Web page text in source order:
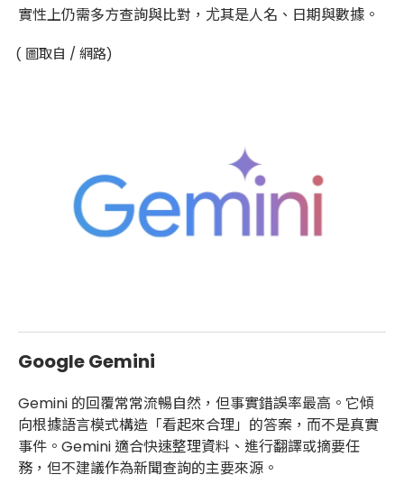
實性上仍需多方查詢與比對，尤其是人名、日期與數據。
( 圖取自 / 網路)
Google Gemini
Gemini 的回覆常常流暢自然，但事實錯誤率最高。它傾
向根據語言模式構造「看起來合理」的答案，而不是真實
事件。Gemini 適合快速整理資料、進行翻譯或摘要任
務，但不建議作為新聞查詢的主要來源。